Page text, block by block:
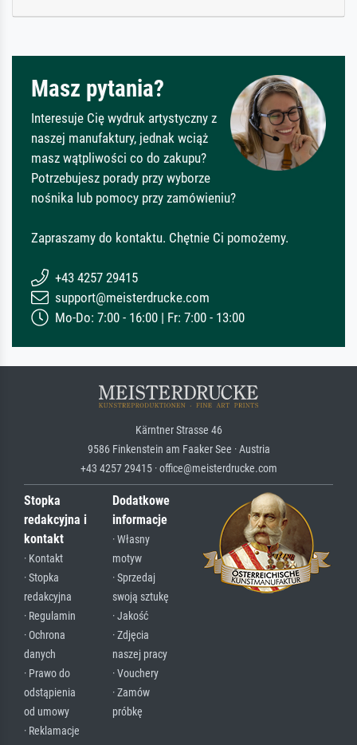
Masz pytania?
Interesuje Cię wydruk artystyczny z
naszej manufaktury, jednak wciąż
masz wątpliwości co do zakupu?
Potrzebujesz porady przy wyborze
nośnika lub pomocy przy zamówieniu?
Zapraszamy do kontaktu. Chętnie Ci pomożemy.
+43 4257 29415
support@meisterdrucke.com
Mo-Do: 7:00 - 16:00 | Fr: 7:00 - 13:00
Kärntner Strasse 46
9586 Finkenstein am Faaker See · Austria
+43 4257 29415 · office@meisterdrucke.com
Stopka
redakcyjna i
kontakt
· Kontakt
· Stopka
redakcyjna
· Regulamin
· Ochrona
danych
· Prawo do
odstąpienia
od umowy
· Reklamacje
Dodatkowe
informacje
· Własny
motyw
· Sprzedaj
swoją sztukę
· Jakość
· Zdjęcia
naszej pracy
· Vouchery
· Zamów
próbkę